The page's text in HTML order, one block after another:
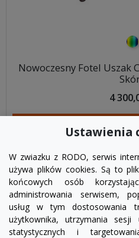
Nowoczesny Fotel Uszak
4
Ustawienia
W zwiazku z RODO, serwis
używa plików cookies. Są to
końcowych osób
administrowania serwisem,
usług w tym dostosowania
użytkownika, utrzymania
statystycznych i